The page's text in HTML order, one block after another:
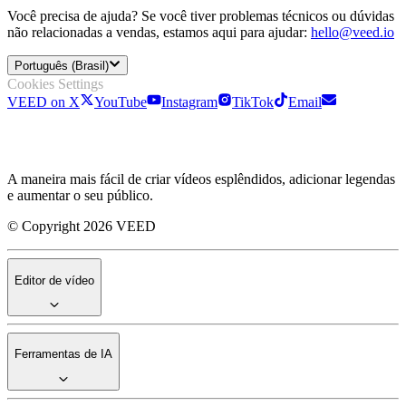
Você precisa de ajuda? Se você tiver problemas técnicos ou dúvidas
não relacionadas a vendas, estamos aqui para ajudar: hello@veed.io
Português (Brasil)
Cookies Settings
VEED on X
YouTube Instagram TikTok Email
A maneira mais fácil de criar vídeos esplêndidos, adicionar legendas
e aumentar o seu público.
© Copyright 2026 VEED
Editor de vídeo
Ferramentas de IA